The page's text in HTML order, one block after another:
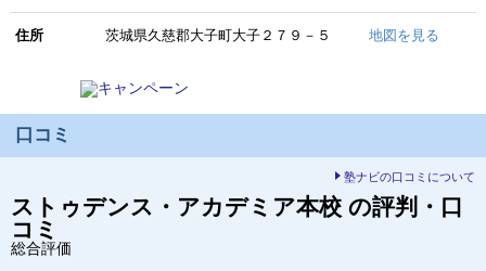
住所 茨城県久慈郡大子町大子２７９－５ 地図を見る
口コミ
塾ナビの口コミについて
ストゥデンス・アカデミア本校 の評判・口
コミ
総合評価